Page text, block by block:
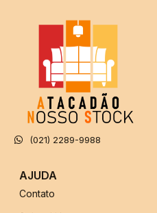
(021) 2289-9988
AJUDA
Contato